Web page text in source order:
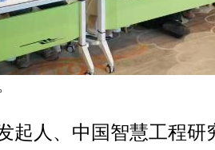
人、中国智慧工程研